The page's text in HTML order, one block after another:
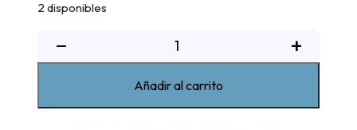
2 disponibles
− +
Añadir al carrito